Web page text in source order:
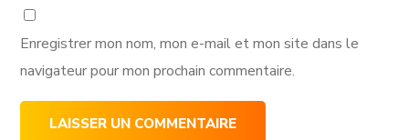
Enregistrer mon nom, mon e-mail et mon site dans le
navigateur pour mon prochain commentaire.